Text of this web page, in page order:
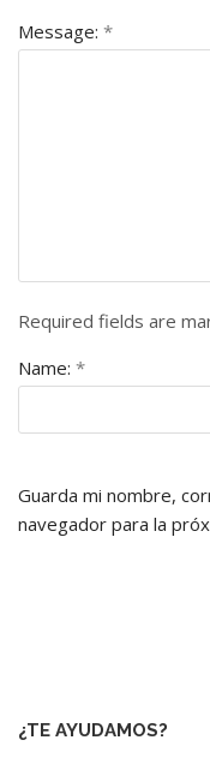
Message: *
Required fields are
Name: *
Guarda mi nombre,
navegador para la
¿TE AYUDAMOS?